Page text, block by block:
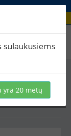
sulaukusiems
yra 20 metų